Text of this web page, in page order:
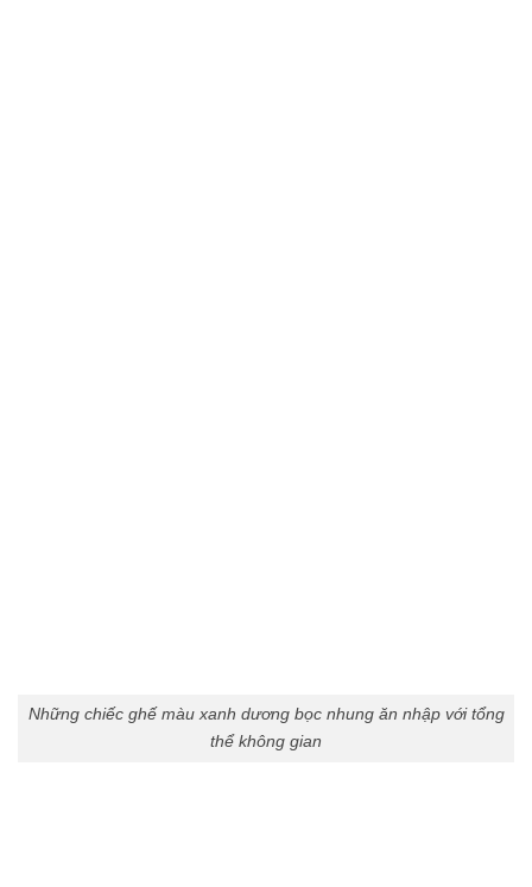
Những chiếc ghế màu xanh dương bọc nhung ăn nhập với tổng
thể không gian